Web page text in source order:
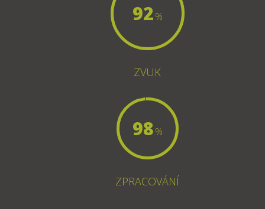
92%
ZVUK
98%
ZPRACOVÁNÍ